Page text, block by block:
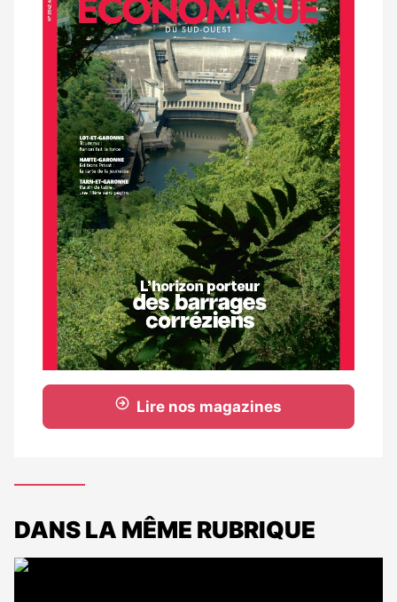
magazine
Lire nos magazines
DANS LA MÊME RUBRIQUE